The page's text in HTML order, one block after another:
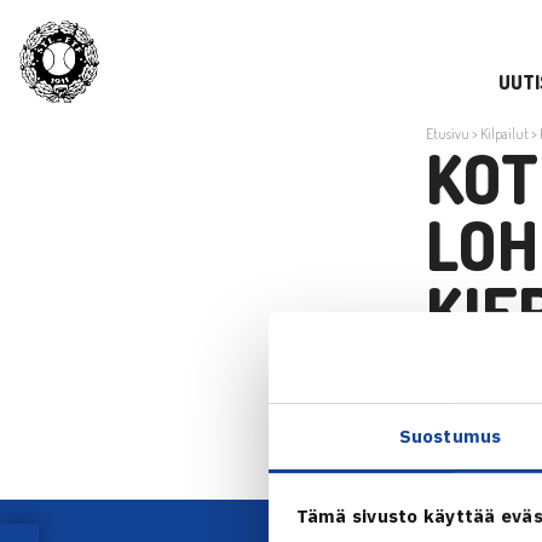
Suostumus
Tämä sivusto käyttää
Etusivu > Kilpailut>